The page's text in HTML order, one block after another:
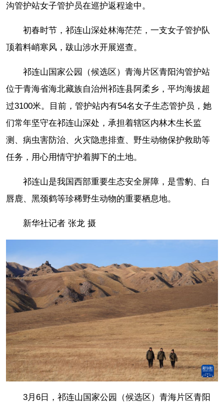
沟管护站女子管护员在巡护返程途中。
初春时节，祁连山深处林海茫茫，一支女子管护队
顶着料峭寒风，跋山涉水开展巡查。
祁连山国家公园（候选区）青海片区青阳沟管护站
位于青海省海北藏族自治州祁连县阿柔乡，平均海拔超
过3100米。目前，管护站内有54名女子生态管护员，她
们常年坚守在祁连山深处，承担着辖区内林木生长监
测、病虫害防治、火灾隐患排查、野生动物保护救助等
任务，用心用情守护着脚下的土地。
祁连山是我国西部重要生态安全屏障，是雪豹、白
唇鹿、黑颈鹤等珍稀野生动物的重要栖息地。
新华社记者 张龙 摄
3月6日，祁连山国家公园（候选区）青海片区青阳